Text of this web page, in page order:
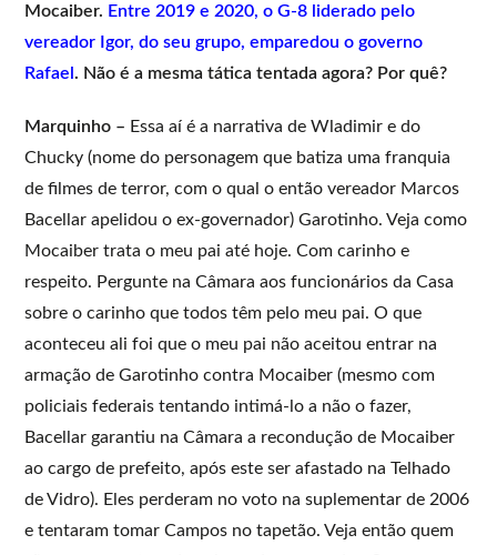
Mocaiber. Entre 2019 e 2020, o G-8 liderado pelo
vereador Igor, do seu grupo, emparedou o governo
Rafael. Não é a mesma tática tentada agora? Por quê?
Marquinho – Essa aí é a narrativa de Wladimir e do
Chucky (nome do personagem que batiza uma franquia
de filmes de terror, com o qual o então vereador Marcos
Bacellar apelidou o ex-governador) Garotinho. Veja como
Mocaiber trata o meu pai até hoje. Com carinho e
respeito. Pergunte na Câmara aos funcionários da Casa
sobre o carinho que todos têm pelo meu pai. O que
aconteceu ali foi que o meu pai não aceitou entrar na
armação de Garotinho contra Mocaiber (mesmo com
policiais federais tentando intimá-lo a não o fazer,
Bacellar garantiu na Câmara a recondução de Mocaiber
ao cargo de prefeito, após este ser afastado na Telhado
de Vidro). Eles perderam no voto na suplementar de 2006
e tentaram tomar Campos no tapetão. Veja então quem